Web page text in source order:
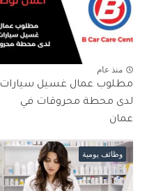
منذ عام
مطلوب عمال غسيل سيارات
لدى محطة محروقات في
عمان
وظائف يومية